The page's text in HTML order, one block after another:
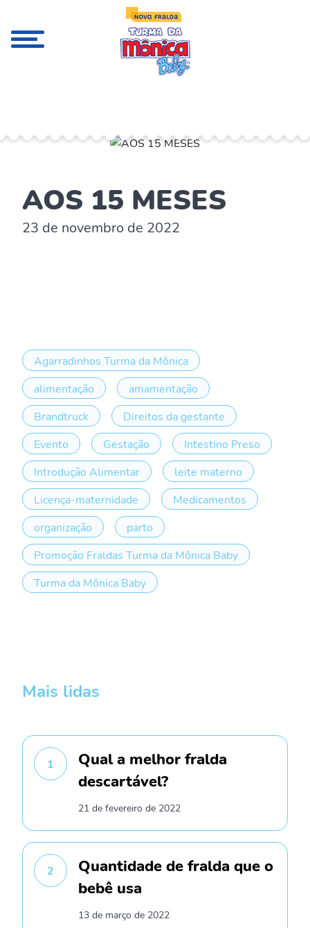
AOS 15 MESES
23 de novembro de 2022
Agarradinhos Turma da Mônica
alimentação
amamentação
Brandtruck
Direitos da gestante
Evento
Gestação
Intestino Preso
Introdução Alimentar
leite materno
Licença-maternidade
Medicamentos
organização
parto
Promoção Fraldas Turma da Mônica Baby
Turma da Mônica Baby
Mais lidas
1
Qual a melhor fralda
descartável?
21 de fevereiro de 2022
2
Quantidade de fralda que o
bebê usa
13 de março de 2022